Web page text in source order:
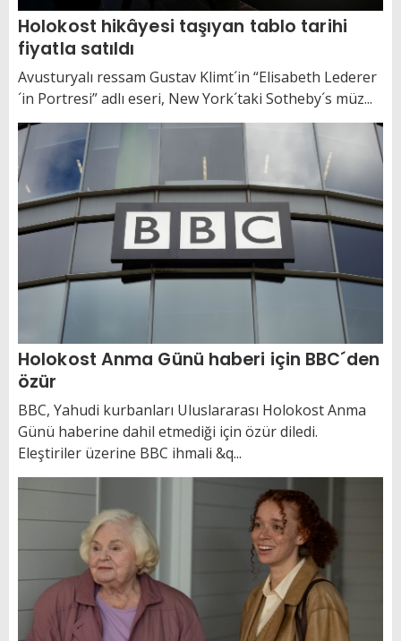
Holokost hikâyesi taşıyan tablo tarihi
fiyatla satıldı
Avusturyalı ressam Gustav Klimt´in “Elisabeth Lederer
´in Portresi” adlı eseri, New York´taki Sotheby´s müz...
Holokost Anma Günü haberi için BBC´den
özür
BBC, Yahudi kurbanları Uluslararası Holokost Anma
Günü haberine dahil etmediği için özür diledi.
Eleştiriler üzerine BBC ihmali &q...